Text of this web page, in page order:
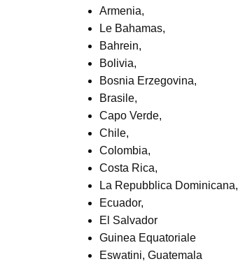
Armenia,
Le Bahamas,
Bahrein,
Bolivia,
Bosnia Erzegovina,
Brasile,
Capo Verde,
Chile,
Colombia,
Costa Rica,
La Repubblica Dominicana,
Ecuador,
El Salvador
Guinea Equatoriale
Eswatini, Guatemala